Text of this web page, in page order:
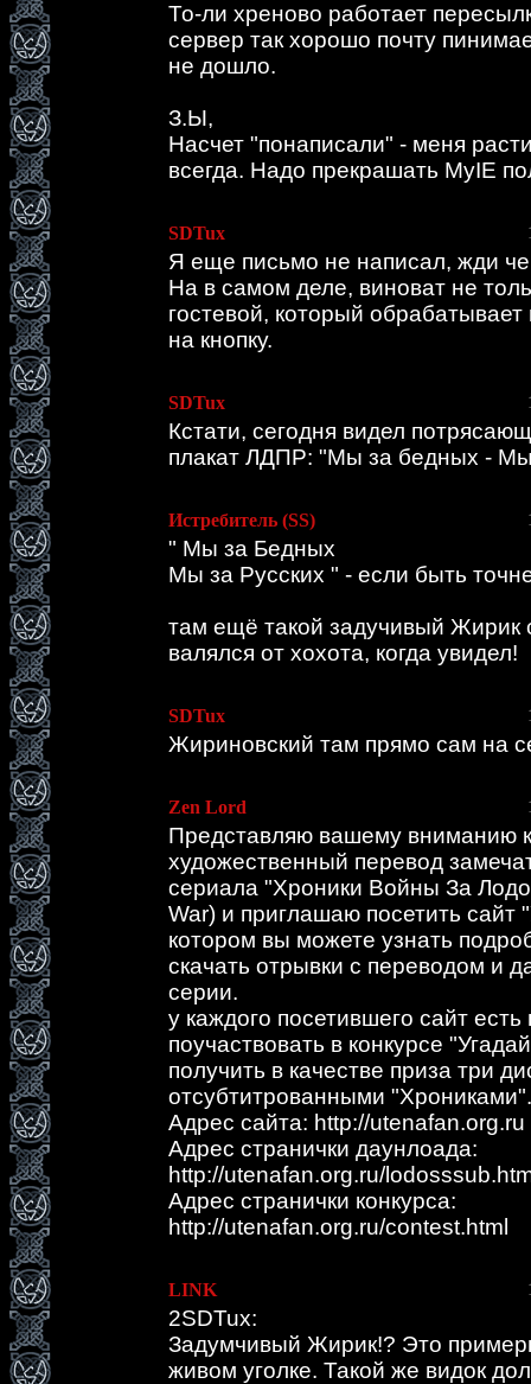
То-ли хреново работает
сервер так хорошо почту
не дошло.
З.Ы,
Насчет "понаписали" - меня
всегда. Надо прекрашать MyIE
SDTux
Я еще письмо не написал, жди
На в самом деле, виноват не
гостевой, который
на кнопку.
SDTux
Кстати, сегодня видел
плакат ЛДПР: "Мы за бедных -
Истребитель (SS)
" Мы за Бедных
Мы за Русских " - если быть
там ещё такой задучивый Жирик
валялся от хохота, когда увидел!
SDTux
Жириновский там прямо сам на
Zen Lord
Представляю вашему вниманию
художественный перевод
сериала "Хроники Войны За
War) и приглашаю посетить сайт
котором вы можете узнать
скачать отрывки с переводом и
серии.
у каждого посетившего сайт
поучаствовать в конкурсе
получить в качестве приза три
отсубтитрованными "Хрониками".
Адрес сайта: http://utenafan.org.ru
Адрес странички даунлоада:
http://utenafan.org.ru/
Адрес странички конкурса:
http://utenafan.org.ru/contest.html
LINK
2SDTux:
Задумчивый Жирик!? Это
живом уголке. Такой же видок